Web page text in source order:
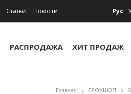
Статьи
Новости
Рус
РАСПРОДАЖА ХИТ ПРОДАЖ
Главная ГРОУШОП